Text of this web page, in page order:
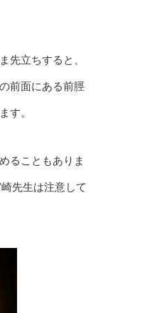
先立ちすると、
前面にある前脛
す。
ることもありま
先生は注意して